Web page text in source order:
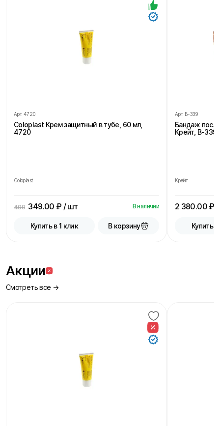
Арт. 4720
Coloplast Крем защитный в тубе, 60 мл,
4720
Coloplast
499 349.00 ₽ / шт В наличии
Купить в 1 клик В корзину
Арт. Б-339
Бандаж
Крейт, В-
Крейт
2 380.00₽ /
Купить в
Акции
Смотреть все →